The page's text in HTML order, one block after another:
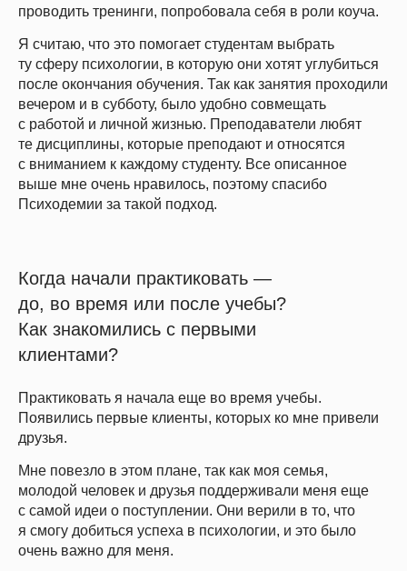
проводить тренинги, попробовала себя в роли коуча.
Я считаю, что это помогает студентам выбрать
ту сферу психологии, в которую они хотят углубиться
после окончания обучения. Так как занятия проходили
вечером и в субботу, было удобно совмещать
с работой и личной жизнью. Преподаватели любят
те дисциплины, которые преподают и относятся
с вниманием к каждому студенту. Все описанное
выше мне очень нравилось, поэтому спасибо
Психодемии за такой подход.
Когда начали практиковать —
до, во время или после учебы?
Как знакомились с первыми
клиентами?
Практиковать я начала еще во время учебы.
Появились первые клиенты, которых ко мне привели
друзья.
Мне повезло в этом плане, так как моя семья,
молодой человек и друзья поддерживали меня еще
с самой идеи о поступлении. Они верили в то, что
я смогу добиться успеха в психологии, и это было
очень важно для меня.